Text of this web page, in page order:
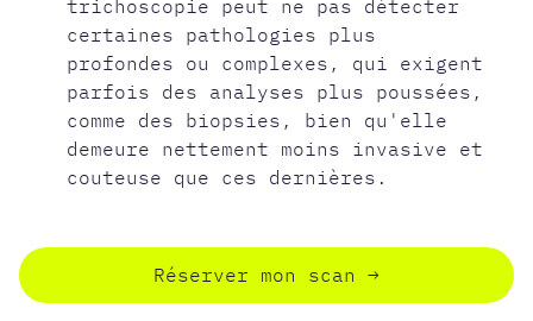
trichoscopie peut ne pas détecter
certaines pathologies plus
profondes ou complexes, qui exigent
parfois des analyses plus poussées,
comme des biopsies, bien qu'elle
demeure nettement moins invasive et
couteuse que ces dernières.
Réserver mon scan →